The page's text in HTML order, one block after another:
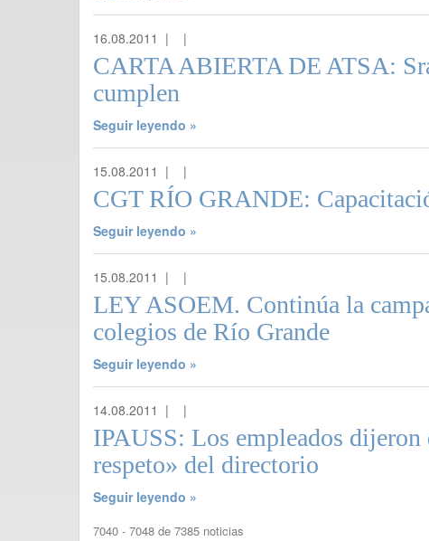
16.08.2011 | |
CARTA ABIERTA DE ATSA:
cumplen
Seguir leyendo »
15.08.2011 | |
CGT RÍO GRANDE:
Seguir leyendo »
15.08.2011 | |
LEY ASOEM. Continúa la
colegios de Río Grande
Seguir leyendo »
14.08.2011 | |
IPAUSS: Los empleados dijeron
respeto» del directorio
Seguir leyendo »
7040 - 7048 de 7385 noticias